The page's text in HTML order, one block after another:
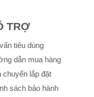
TRỢ
tiêu dùng
dẫn mua hàng
chuyển lắp đặt
sách bảo hành